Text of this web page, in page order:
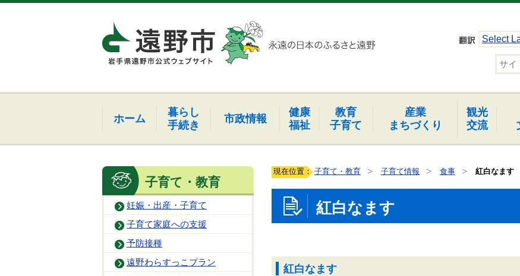
Select
ホーム
暮らし
手続き
市政情報
健康
福祉
教育
子育て
産業
まちづくり
観光
交流
子育て・教育
妊娠・出産・子育て
子育て家庭への支援
予防接種
遠野わらすっこプラン
現在位置： 子育て・教育 子育て情報 食事
紅白なます
紅白なます
紅白なます